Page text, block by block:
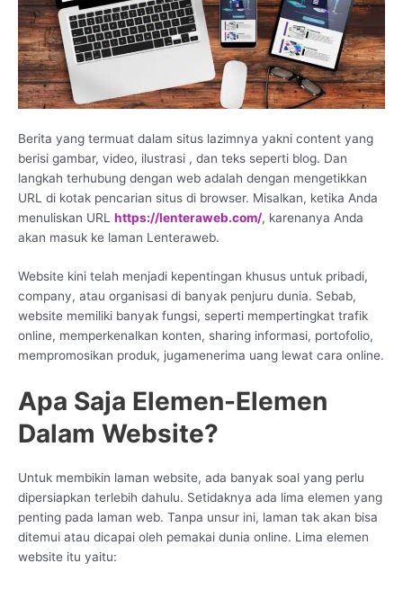
Berita yang termuat dalam situs lazimnya yakni content yang
berisi gambar, video, ilustrasi , dan teks seperti blog. Dan
langkah terhubung dengan web adalah dengan mengetikkan
URL di kotak pencarian situs di browser. Misalkan, ketika Anda
menuliskan URL https://lenteraweb.com/, karenanya Anda
akan masuk ke laman Lenteraweb.
Website kini telah menjadi kepentingan khusus untuk pribadi,
company, atau organisasi di banyak penjuru dunia. Sebab,
website memiliki banyak fungsi, seperti mempertingkat trafik
online, memperkenalkan konten, sharing informasi, portofolio,
mempromosikan produk, jugamenerima uang lewat cara online.
Apa Saja Elemen-Elemen
Dalam Website?
Untuk membikin laman website, ada banyak soal yang perlu
dipersiapkan terlebih dahulu. Setidaknya ada lima elemen yang
penting pada laman web. Tanpa unsur ini, laman tak akan bisa
ditemui atau dicapai oleh pemakai dunia online. Lima elemen
website itu yaitu: